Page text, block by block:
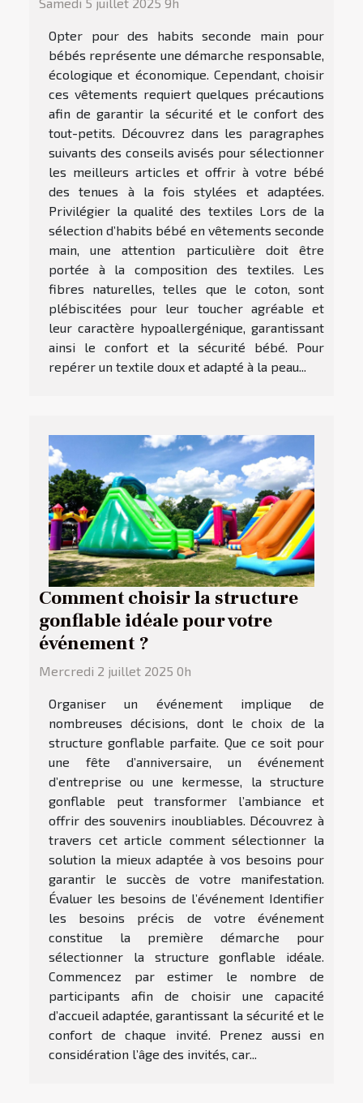
Opter pour des habits seconde main pour
bébés représente une démarche responsable,
écologique et économique. Cependant, choisir
ces vêtements requiert quelques précautions
afin de garantir la sécurité et le confort des
tout-petits. Découvrez dans les paragraphes
suivants des conseils avisés pour sélectionner
les meilleurs articles et offrir à votre bébé
des tenues à la fois stylées et adaptées.
Privilégier la qualité des textiles Lors de la
sélection d’habits bébé en vêtements seconde
main, une attention particulière doit être
portée à la composition des textiles. Les
fibres naturelles, telles que le coton, sont
plébiscitées pour leur toucher agréable et
leur caractère hypoallergénique, garantissant
ainsi le confort et la sécurité bébé. Pour
repérer un textile doux et adapté à la peau...
Comment choisir la structure
gonflable idéale pour votre
événement ?
Mercredi 2 juillet 2025 0h
Organiser un événement implique de
nombreuses décisions, dont le choix de la
structure gonflable parfaite. Que ce soit pour
une fête d’anniversaire, un événement
d’entreprise ou une kermesse, la structure
gonflable peut transformer l’ambiance et
offrir des souvenirs inoubliables. Découvrez à
travers cet article comment sélectionner la
solution la mieux adaptée à vos besoins pour
garantir le succès de votre manifestation.
Évaluer les besoins de l’événement Identifier
les besoins précis de votre événement
constitue la première démarche pour
sélectionner la structure gonflable idéale.
Commencez par estimer le nombre de
participants afin de choisir une capacité
d’accueil adaptée, garantissant la sécurité et le
confort de chaque invité. Prenez aussi en
considération l’âge des invités, car...